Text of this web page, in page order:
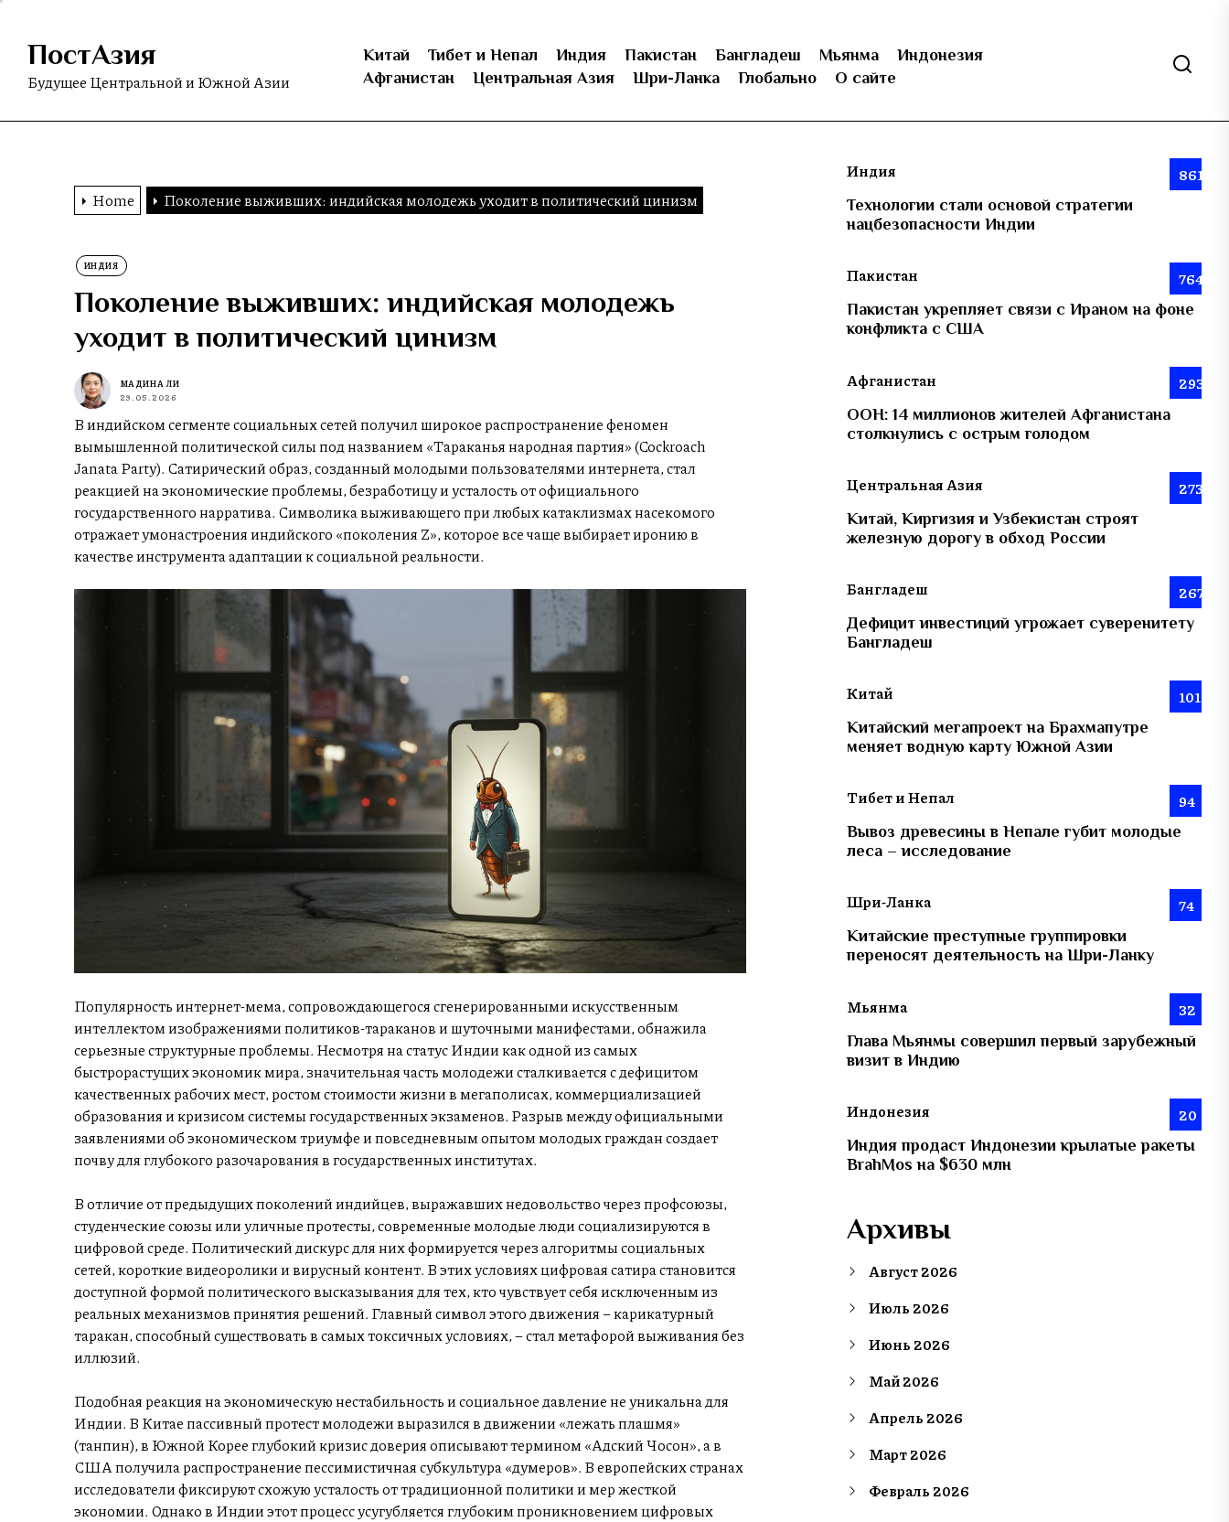
Skip
content
ПостАзия
Будущее Центральной и Южной Азии
Китай Тибет и Непал Индия Пакистан Бангладеш Мьянма
Индонезия
Афганистан
Центральная Азия Шри-Ланка Глобально О сайте
Home Поколение выживших: индийская молодежь уходит в политический цинизм
ИНДИЯ
Поколение выживших: индийская молодежь
уходит в политический цинизм
МАДИНА ЛИ
29.05.2026
В индийском сегменте социальных сетей получил широкое распространение феномен
вымышленной политической силы под названием «Тараканья народная партия» (Cockroach
Janata Party). Сатирический образ, созданный молодыми пользователями интернета, стал
реакцией на экономические проблемы, безработицу и усталость от официального
государственного нарратива. Символика выживающего при любых катаклизмах насекомого
отражает умонастроения индийского «поколения Z», которое все чаще выбирает иронию в
качестве инструмента адаптации к социальной реальности.
Популярность интернет-мема, сопровождающегося сгенерированными искусственным
интеллектом изображениями политиков-тараканов и шуточными манифестами, обнажила
серьезные структурные проблемы. Несмотря на статус Индии как одной из самых
быстрорастущих экономик мира, значительная часть молодежи сталкивается с дефицитом
качественных рабочих мест, ростом стоимости жизни в мегаполисах, коммерциализацией
образования и кризисом системы государственных экзаменов. Разрыв между официальными
заявлениями об экономическом триумфе и повседневным опытом молодых граждан создает
почву для глубокого разочарования в государственных институтах.
В отличие от предыдущих поколений индийцев, выражавших недовольство через профсоюзы,
студенческие союзы или уличные протесты, современные молодые люди социализируются в
цифровой среде. Политический дискурс для них формируется через алгоритмы социальных
сетей, короткие видеоролики и вирусный контент. В этих условиях цифровая сатира становится
доступной формой политического высказывания для тех, кто чувствует себя исключенным из
реальных механизмов принятия решений. Главный символ этого движения – карикатурный
таракан, способный существовать в самых токсичных условиях, – стал метафорой выживания без
иллюзий.
Подобная реакция на экономическую нестабильность и социальное давление не уникальна для
Индии. В Китае пассивный протест молодежи выразился в движении «лежать плашмя»
(танпин), в Южной Корее глубокий кризис доверия описывают термином «Адский Чосон», а в
США получила распространение пессимистичная субкультура «думеров». В европейских странах
исследователи фиксируют схожую усталость от традиционной политики и мер жесткой
экономии. Однако в Индии этот процесс усугубляется глубоким проникновением цифровых
Индия 861
Технологии стали основой стратегии
нацбезопасности Индии
Пакистан 764
Пакистан укрепляет связи с Ираном на фоне
конфликта с США
Афганистан 293
ООН: 14 миллионов жителей Афганистана
столкнулись с острым голодом
Центральная Азия 273
Китай, Киргизия и Узбекистан строят
железную дорогу в обход России
Бангладеш 267
Дефицит инвестиций угрожает суверенитету
Бангладеш
Китай 101
Китайский мегапроект на Брахмапутре
меняет водную карту Южной Азии
Тибет и Непал 94
Вывоз древесины в Непале губит молодые
леса – исследование
Шри-Ланка 74
Китайские преступные группировки
переносят деятельность на Шри-Ланку
Мьянма 32
Глава Мьянмы совершил первый зарубежный
визит в Индию
Индонезия 20
Индия продаст Индонезии крылатые ракеты
BrahMos на $630 млн
Архивы
Август 2026
Июль 2026
Июнь 2026
Май 2026
Апрель 2026
Март 2026
Февраль 2026